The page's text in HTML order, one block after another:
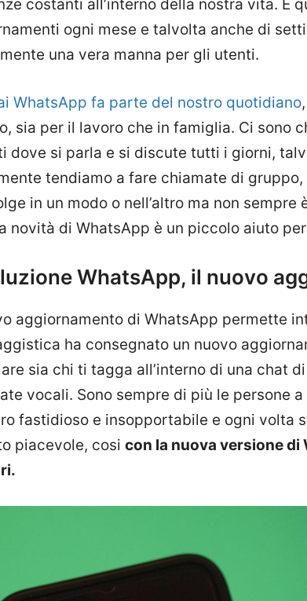
costanti all’interno della nostra vita. E
ogni mese e talvolta anche di
una vera manna per gli utenti.
WhatsApp fa parte del nostro quotidiano
sia per il lavoro che in famiglia. Ci sono
dove si parla e si discute tutti i giorni,
tendiamo a fare chiamate di
in un modo o nell’altro ma non sempre
novità di WhatsApp è un piccolo aiuto
WhatsApp, il nuovo
aggiornamento di WhatsApp permette
ha consegnato un nuovo
sia chi ti tagga all’interno di una chat
vocali. Sono sempre di più le persone
fastidioso e insopportabile e ogni volta
piacevole, cosi con la nuova versione